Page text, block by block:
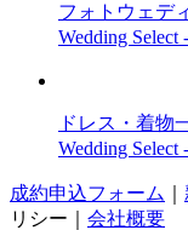
フォトウェデ
Wedding
ドレス・着物
Wedding
成約申込フォーム
リシー
会社概要